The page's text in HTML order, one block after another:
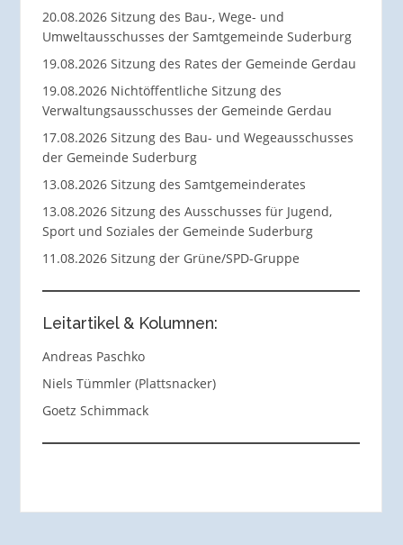
20.08.2026 Sitzung des Bau-, Wege- und
Umweltausschusses der Samtgemeinde Suderburg
19.08.2026 Sitzung des Rates der Gemeinde Gerdau
19.08.2026 Nichtöffentliche Sitzung des
Verwaltungsausschusses der Gemeinde Gerdau
17.08.2026 Sitzung des Bau- und Wegeausschusses
der Gemeinde Suderburg
13.08.2026 Sitzung des Samtgemeinderates
13.08.2026 Sitzung des Ausschusses für Jugend,
Sport und Soziales der Gemeinde Suderburg
11.08.2026 Sitzung der Grüne/SPD-Gruppe
Leitartikel & Kolumnen:
Andreas Paschko
Niels Tümmler (Plattsnacker)
Goetz Schimmack